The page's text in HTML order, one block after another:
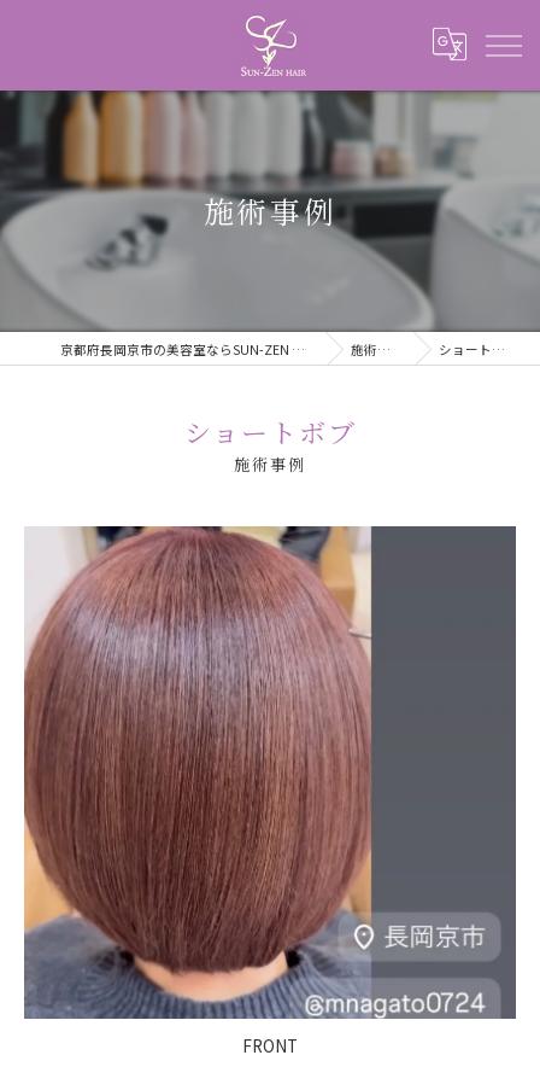
施術事例
京都府長岡京市の美容室ならSUN-ZEN HAIR 施術事例 ショートボブ
施術事例
ショートボブ
FRONT